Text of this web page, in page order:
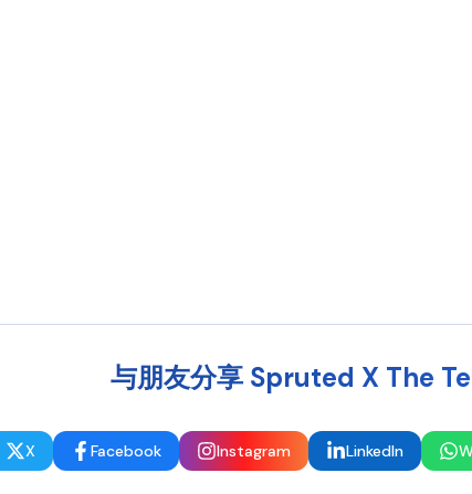
与朋友分享 Spruted X The
X Facebook Instagram LinkedIn